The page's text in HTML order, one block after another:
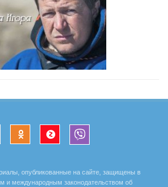
опубликованные на сайте, защищены в
и международным законодательством об